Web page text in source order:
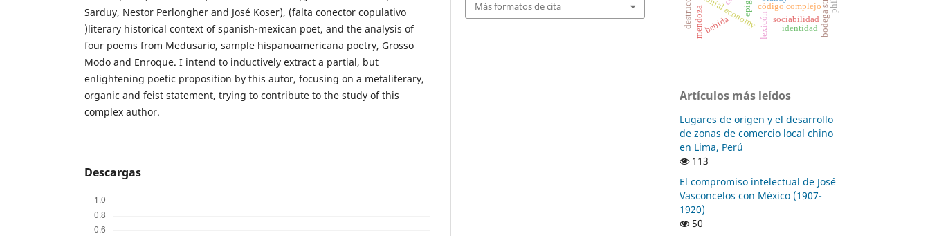
Sarduy, Nestor Perlongher and José Koser), (falta conector copulativo
)literary historical context of spanish-mexican poet, and the analysis of
four poems from Medusario, sample hispanoamericana poetry, Grosso
Modo and Enroque. I intend to inductively extract a partial, but
enlightening poetic proposition by this autor, focusing on a metaliterary,
organic and feist statement, trying to contribute to the study of this
complex author.
Descargas
Más formatos de cita código complejo
colonial economy
mendoza lexicón sociabilidad
bebida identidad
Artículos más leídos
Lugares de origen y el desarrollo
de zonas de comercio local chino
en Lima, Perú
113
El compromiso intelectual de José
Vasconcelos con México (1907-
1920)
50